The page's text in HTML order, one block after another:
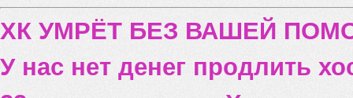
ХК УМРЁТ БЕЗ ВАШЕЙ
У нас нет денег продлить